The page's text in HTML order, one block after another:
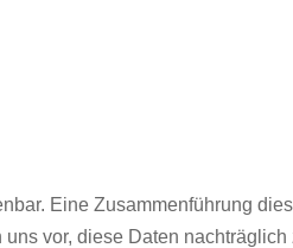
Eine Zusammenführung
vor, diese Daten